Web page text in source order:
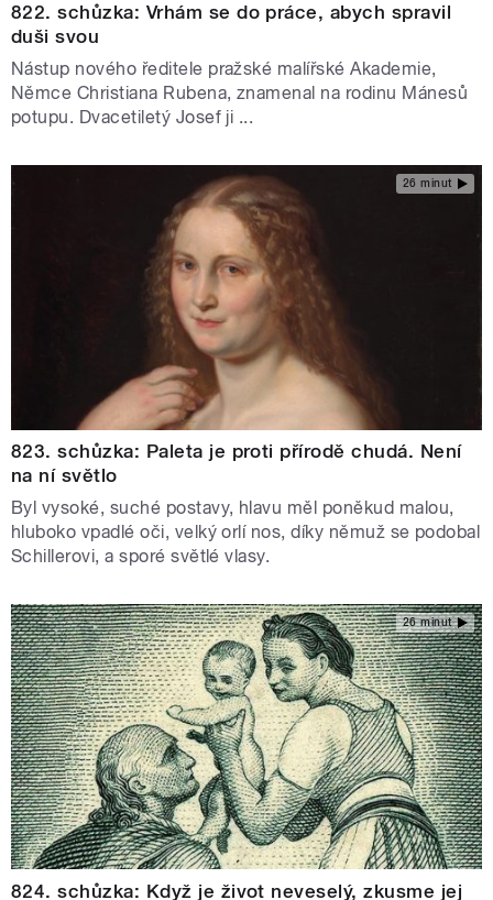
822. schůzka: Vrhám se do práce, abych spravil
duši svou
Nástup nového ředitele pražské malířské Akademie,
Němce Christiana Rubena, znamenal na rodinu Mánesů
potupu. Dvacetiletý Josef ji ...
26 minut
823. schůzka: Paleta je proti přírodě chudá. Není
na ní světlo
Byl vysoké, suché postavy, hlavu měl poněkud malou,
hluboko vpadlé oči, velký orlí nos, díky němuž se podobal
Schillerovi, a sporé světlé vlasy.
26 minut
824. schůzka: Když je život neveselý, zkusme jej